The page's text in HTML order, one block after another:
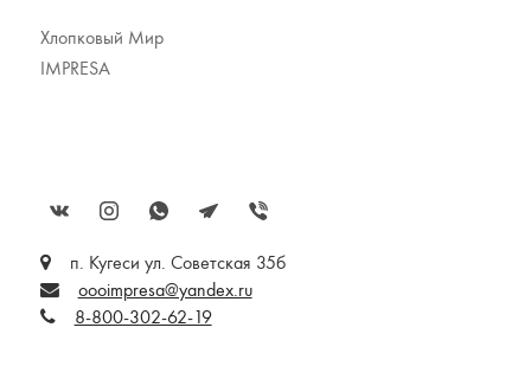
Хлопковый Мир
IMPRESA
п. Кугеси ул. Советская 35б
oooimpresa@yandex.ru
8-800-302-62-19